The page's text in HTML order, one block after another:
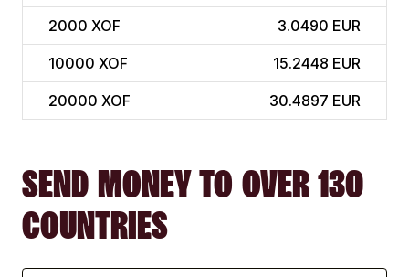
2000 XOF 3.0490 EUR
10000 XOF 15.2448 EUR
20000 XOF 30.4897 EUR
SEND MONEY TO OVER 130
COUNTRIES